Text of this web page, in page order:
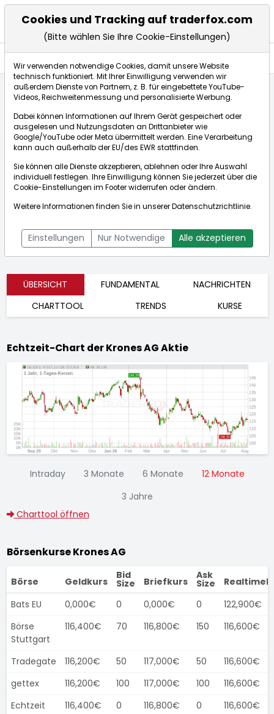
Börse:
DE0006335003]
Aktienkurse
Bid:116,400€Ask:116,800€
ÜBERSICHT FUNDAMENTAL
NACHRICHTEN
CHARTTOOL
TRENDS KURSE
Echtzeit-Chart der Krones AG Aktie
Intraday 3 Monate 6 Monate
12 Monate
3 Jahre
Charttool öffnen
Börsenkurse Krones AG
Börse Geldkurs
Bid
Size Briefkurs
Ask
Size
Bats EU
0,000€ 0 0,000€ 0
122,900€
Börse
Stuttgart
116,400€ 70 116,800€ 150 116,600€
Tradegate 116,200€ 50 117,000€ 50
116,600€
gettex
116,200€ 100 117,000€ 100
116,600€
Echtzeit
116,400€ 0 116,800€ 0 116,600€
Cookies und Tracking auf traderfox.com
(Bitte wählen Sie Ihre Cookie-Einstellungen)
Wir verwenden notwendige Cookies, damit unsere Website
technisch funktioniert. Mit Ihrer Einwilligung verwenden wir
außerdem Dienste von Partnern, z. B. für eingebettete YouTube-
Videos, Reichweitenmessung und personalisierte Werbung.
Dabei können Informationen auf Ihrem Gerät gespeichert oder
ausgelesen und Nutzungsdaten an Drittanbieter wie
Google/YouTube oder Meta übermittelt werden. Eine Verarbeitung
kann auch außerhalb der EU/des EWR stattfinden.
Sie können alle Dienste akzeptieren, ablehnen oder Ihre Auswahl
individuell festlegen. Ihre Einwilligung können Sie jederzeit über die
Cookie-Einstellungen im Footer widerrufen oder ändern.
Weitere Informationen finden Sie in unsererDatenschutzrichtlinie.
Einstellungen Nur Notwendige Alle akzeptieren